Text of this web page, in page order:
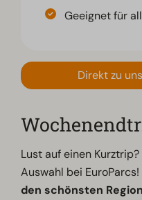
Geeignet für
Direkt zu
Lust auf einen
Auswahl bei
den schönsten